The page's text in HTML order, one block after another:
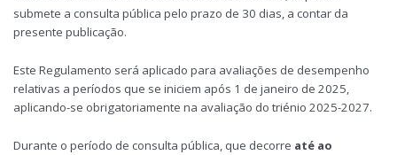
submete a consulta pública pelo prazo de 30 dias, a contar da
presente publicação.
Este Regulamento será aplicado para avaliações de desempenho
relativas a períodos que se iniciem após 1 de janeiro de 2025,
aplicando-se obrigatoriamente na avaliação do triénio 2025-2027.
Durante o período de consulta pública, que decorre até ao